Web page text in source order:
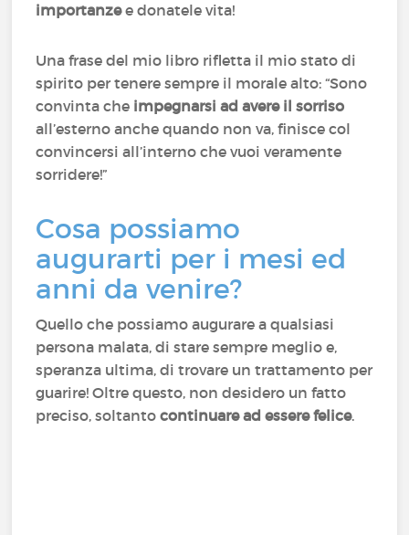
importanzee donatele vita!
Una frase del mio libro rifletta il mio stato di
spirito per tenere sempre il morale alto: “Sono
convinta che impegnarsi ad avere il sorriso
all’esterno anche quando non va, finisce col
convincersi all’interno che vuoi veramente
sorridere!”
Cosa possiamo
augurarti per i mesi ed
anni da venire?
Quello che possiamo augurare a qualsiasi
persona malata, di stare sempre meglio e,
speranza ultima, di trovare un trattamento per
guarire! Oltre questo, non desidero un fatto
preciso, soltantocontinuare ad essere felice.